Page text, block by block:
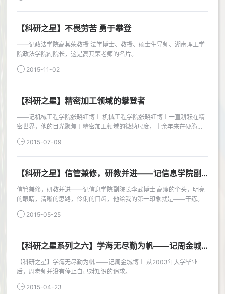
【科研之星】不畏劳苦 勇于攀登
——记政法学院高其荣教授 法学博士、教授、硕士生导师、湖南理工学
院政法学院副院长，这是高其荣老师的名片。
2015-11-02
【科研之星】精密加工领域的攀登者
——记机械工程学院张晓红博士 机械工程学院张晓红博士一直耕耘在精
密世界，他的目光聚焦于精密加工领域的微纳尺度，十余年来在硬脆难
加工材料研究上留下了一串串足迹，也取得了丰硕的成果和荣誉：主持
国家自...
2015-07-09
【科研之星】信管兼修，研教并进——记信息学院副
院长李武博士
信管兼修，研教并进——记信息学院副院长李武博士 高瘦的个头，明亮
的眼睛，清晰的思路，伶俐的口齿，他给我的第一印象就是——干练。
2015-05-25
【科研之星系列之六】学海无尽勤为帆——记周金城
博士
【科研之星】学海无尽勤为帆 ——记周金城博士 从2003年大学毕业
后，周老师并没有停止自己对知识的追求。
2015-04-23